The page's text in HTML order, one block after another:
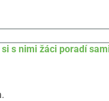
s nimi žáci poradí